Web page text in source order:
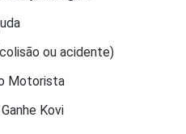
ou acidente)
Motorista
Kovi